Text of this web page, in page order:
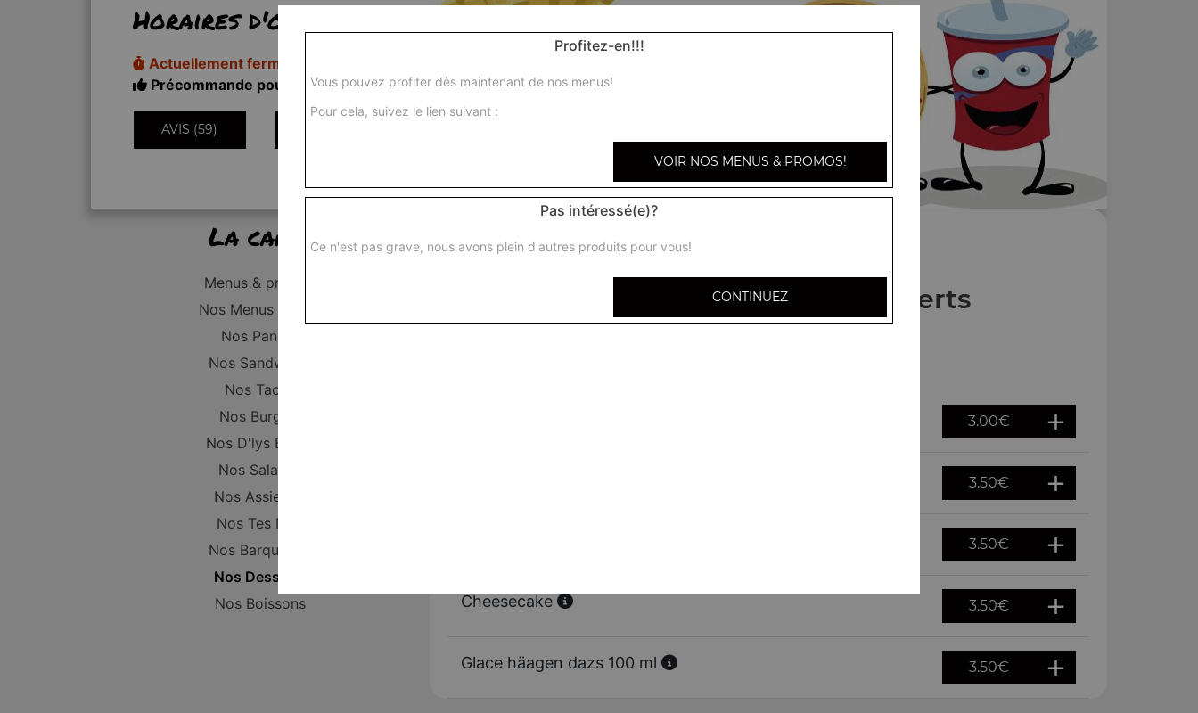
Horaires d'ouverture
Actuellement fermé
Précommande pour 11h20
AVIS (59)
La carte
Menus & promos
Nos Menus Enfant
Nos Paninis
Nos Sandwichs
Nos Tacos
Nos Burgers
Nos D'lys Bowls
Nos Salades
Nos Assiettes
Nos Tes Mex
Nos Barquettes
Nos Desserts
Nos Boissons
Nos Desserts
3.00€
3.50€
3.50€
Cheesecake 3.50€
Glace häagen dazs 100 ml 3.50€
Profitez-en!!!
Vous pouvez profiter dès maintenant de nos menus!
Pour cela, suivez le lien suivant :
VOIR NOS MENUS & PROMOS!
Pas intéressé(e)?
Ce n'est pas grave, nous avons plein d'autres produits pour vous!
CONTINUEZ